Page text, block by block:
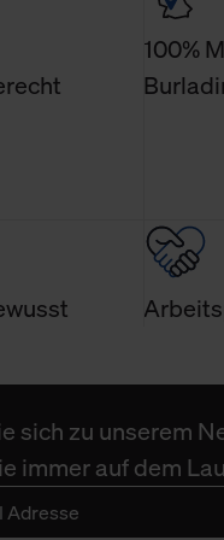
sowie die Nutzung Ihrer
unserer
100%
sich zu unserem
immer auf dem